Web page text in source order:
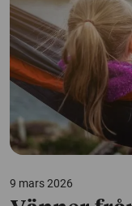
9 mars 2026